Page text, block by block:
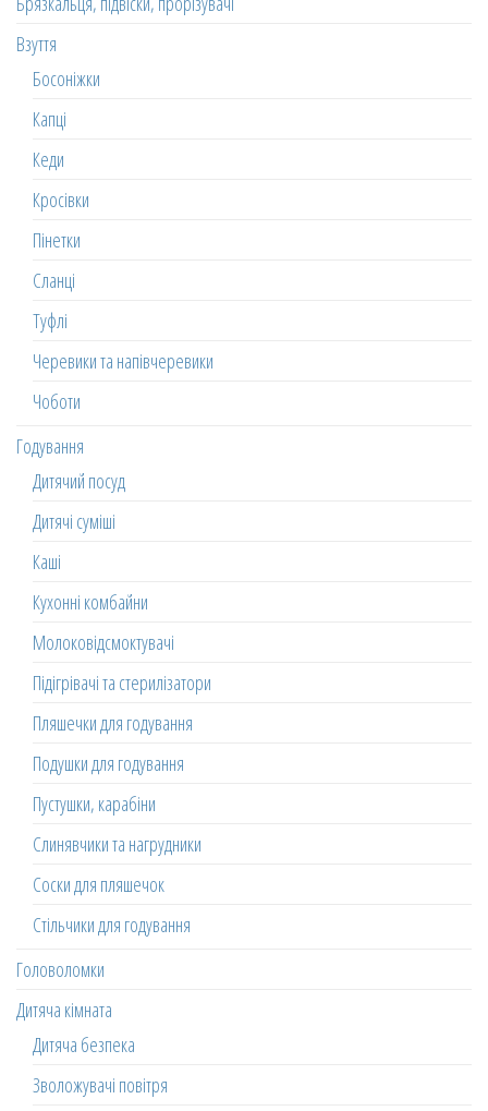
Взуття
Босоніжки
Капці
Кеди
Кросівки
Пінетки
Сланці
Туфлі
Черевики та напівчеревики
Чоботи
Годування
Дитячий посуд
Дитячі суміші
Каші
Кухонні комбайни
Молоковідсмоктувачі
Підігрівачі та стерилізатори
Пляшечки для годування
Подушки для годування
Пустушки, карабіни
Слинявчики та нагрудники
Соски для пляшечок
Стільчики для годування
Головоломки
Дитяча кімната
Дитяча безпека
Зволожувачі повітря